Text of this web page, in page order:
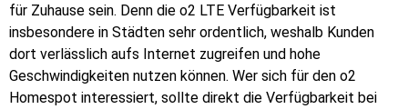
für Zuhause sein. Denn die o2 LTE Verfügbarkeit ist
insbesondere in Städten sehr ordentlich, weshalb Kunden
dort verlässlich aufs Internet zugreifen und hohe
Geschwindigkeiten nutzen können. Wer sich für den o2
Homespot interessiert, sollte direkt die Verfügbarkeit bei